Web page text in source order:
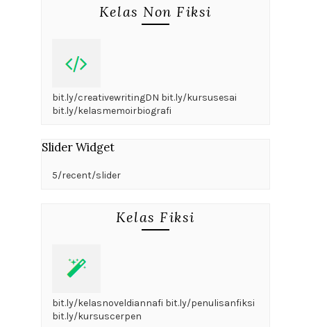
Kelas Non Fiksi
bit.ly/creativewritingDN bit.ly/kursusesai
bit.ly/kelasmemoirbiografi
Slider Widget
5/recent/slider
Kelas Fiksi
bit.ly/kelasnoveldiannafi bit.ly/penulisanfiksi
bit.ly/kursuscerpen